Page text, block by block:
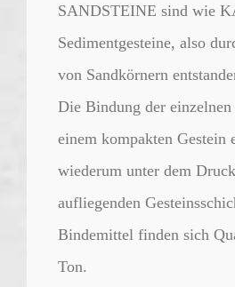
SANDSTEINE sind wie
Sedimentgesteine, also
von Sandkörnern
Die Bindung der
einem kompakten Gestein
wiederum unter dem
aufliegenden
Bindemittel finden sich
Ton.